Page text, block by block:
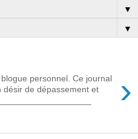
▼
▼
›
personnel. Ce journal
désir de dépassement et